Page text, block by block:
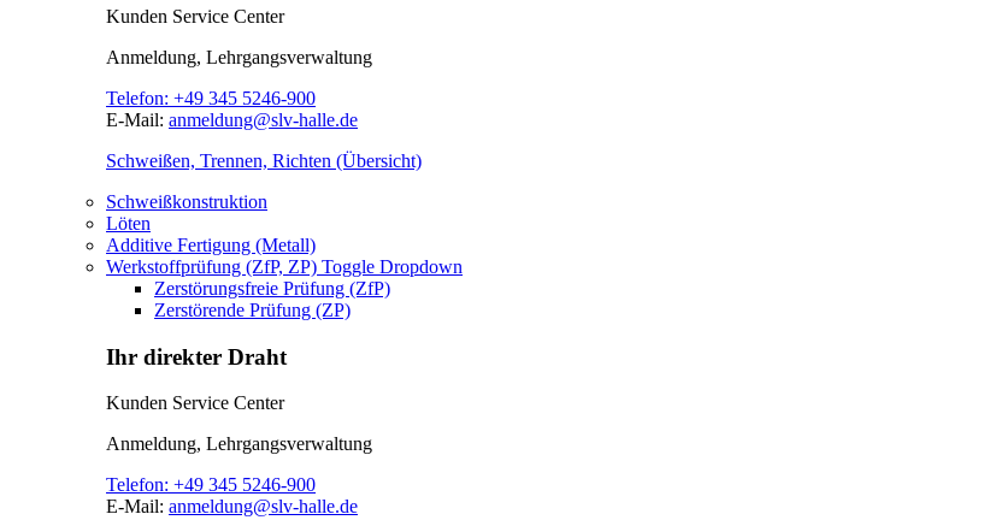
Kunden Service Center
Anmeldung, Lehrgangsverwaltung
Telefon: +49 345 5246-900
E-Mail: anmeldung@slv-halle.de
Schweißen, Trennen, Richten (Übersicht)
Schweißkonstruktion
Löten
Additive Fertigung (Metall)
Werkstoffprüfung (ZfP, ZP) Toggle Dropdown
Zerstörungsfreie Prüfung (ZfP)
Zerstörende Prüfung (ZP)
Ihr direkter Draht
Kunden Service Center
Anmeldung, Lehrgangsverwaltung
Telefon: +49 345 5246-900
E-Mail: anmeldung@slv-halle.de